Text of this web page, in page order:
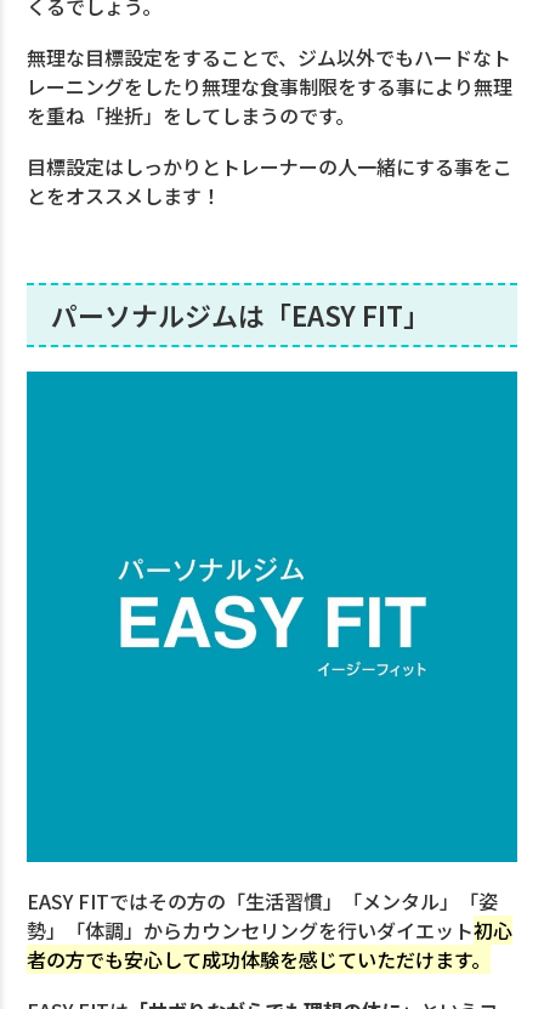
くるでしょう。
無理な目標設定をすることで、ジム以外でもハードなト
レーニングをしたり無理な食事制限をする事により無理
を重ね「挫折」をしてしまうのです。
目標設定はしっかりとトレーナーの人一緒にする事をこ
とをオススメします！
パーソナルジムは「EASY FIT」
EASY FITではその方の「生活習慣」「メンタル」「姿
勢」「体調」からカウンセリングを行いダイエット初心
者の方でも安心して成功体験を感じていただけます。